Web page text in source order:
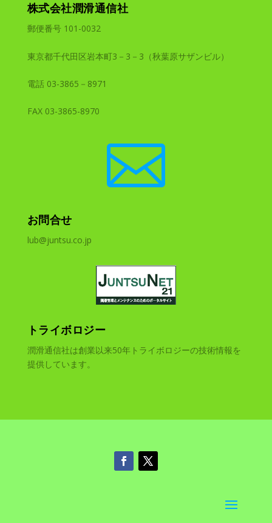
株式会社潤滑通信社
郵便番号 101-0032
東京都千代田区岩本町3－3－3（秋葉原サザンビル）
電話 03-3865－8971
FAX 03-3865-8970

お問合せ
lub@juntsu.co.jp
トライボロジー
潤滑通信社は創業以来50年トライボロジーの技術情報を
提供しています。